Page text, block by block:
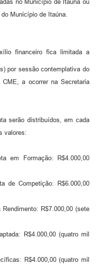
no Município de Itaúna ou
Município de Itaúna.
financeiro fica limitada a
por sessão contemplativa do
a ocorrer na Secretaria
serão distribuídos, em cada
valores:
em Formação: R$4.000,00
de Competição: R$6.000,00
R$7.000,00 (sete
R$4.000,00 (quatro mil
R$4.000,00 (quatro mil